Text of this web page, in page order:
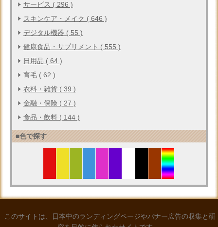
サービス ( 296 )
スキンケア・メイク ( 646 )
デジタル機器 ( 55 )
健康食品・サプリメント ( 555 )
日用品 ( 64 )
育毛 ( 62 )
衣料・雑貨 ( 39 )
金融・保険 ( 27 )
食品・飲料 ( 144 )
■色で探す
このサイトは、日本中のランディングページやバナー広告の収集と研